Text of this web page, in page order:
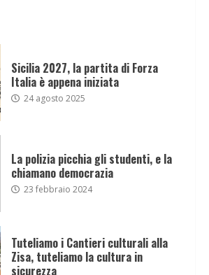
Sicilia 2027, la partita di Forza
Italia è appena iniziata
24 agosto 2025
La polizia picchia gli studenti, e la
chiamano democrazia
23 febbraio 2024
Tuteliamo i Cantieri culturali alla
Zisa, tuteliamo la cultura in
sicurezza